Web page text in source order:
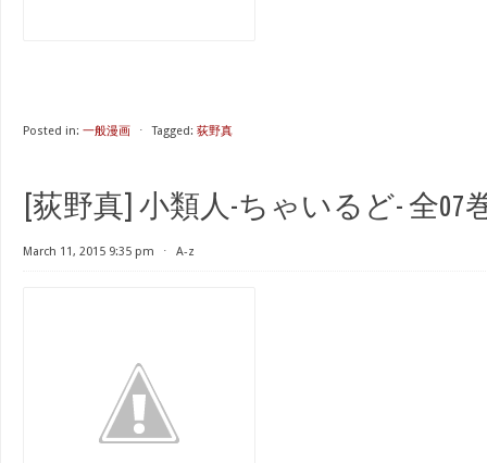
Posted in: 一般漫画 ⋅ Tagged: 荻野真
[荻野真] 小類人-ちゃいるど- 全07
March 11, 2015 9:35 pm ⋅ A-z